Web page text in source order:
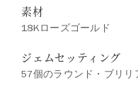
素材
18Kローズゴールド
ジェムセッティング
57個のラウンド・ブリリ